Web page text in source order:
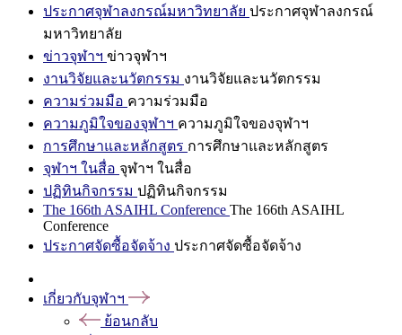
ประกาศจุฬาลงกรณ์มหาวิทยาลัย ประกาศจุฬาลงกรณ์
มหาวิทยาลัย
ข่าวจุฬาฯ ข่าวจุฬาฯ
งานวิจัยและนวัตกรรม งานวิจัยและนวัตกรรม
ความร่วมมือ ความร่วมมือ
ความภูมิใจของจุฬาฯ ความภูมิใจของจุฬาฯ
การศึกษาและหลักสูตร การศึกษาและหลักสูตร
จุฬาฯ ในสื่อ จุฬาฯ ในสื่อ
ปฏิทินกิจกรรม ปฏิทินกิจกรรม
The 166th ASAIHL Conference The 166th ASAIHL
Conference
ประกาศจัดซื้อจัดจ้าง ประกาศจัดซื้อจัดจ้าง
เกี่ยวกับจุฬาฯ
ย้อนกลับ